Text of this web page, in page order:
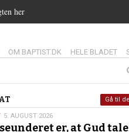
her
14.0:
OM BAPTIST.DK 15.0:
HELE BLADET
5. AUGUST 2026
er, at Gud
Gå til